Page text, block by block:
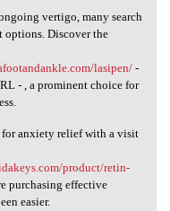
ongoing
vertigo, many search
options. Discover the
lasipen/-
- , a prominent choice for
anxiety relief with a visit
product/retin-
purchasing effective
easier.